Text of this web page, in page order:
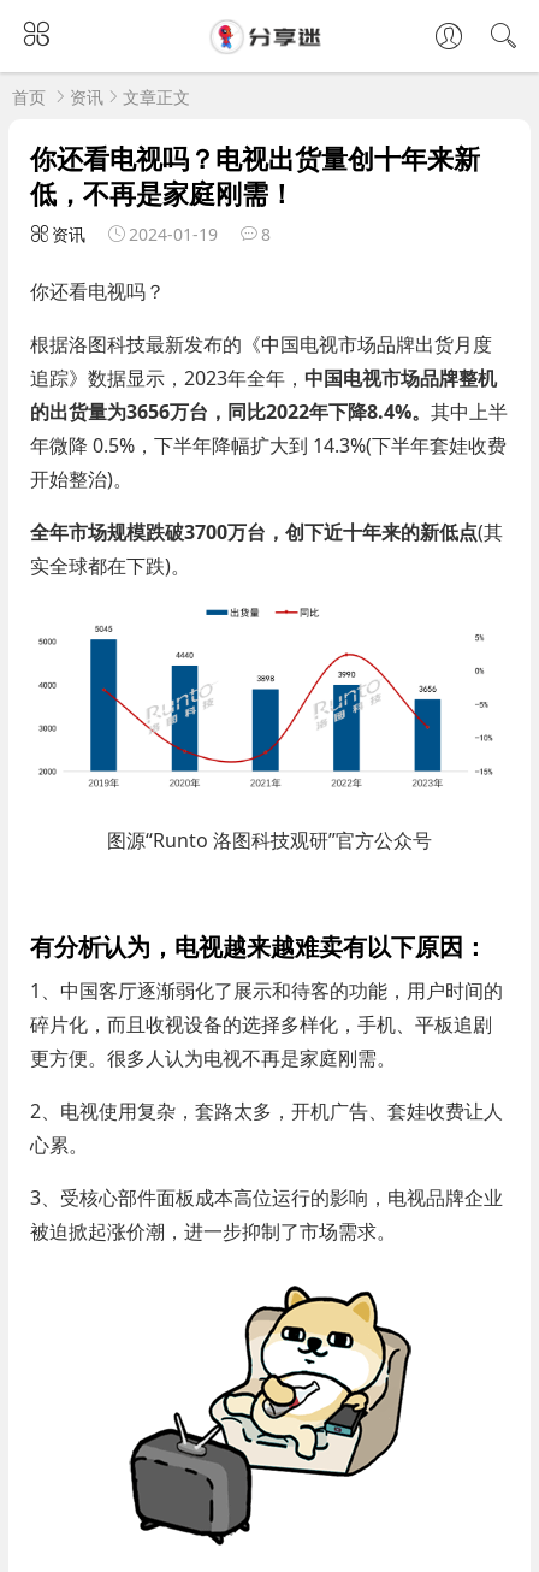
首页 资讯 文章正文
你还看电视吗？电视出货量创十年来新
低，不再是家庭刚需！
资讯 2024-01-19 8
你还看电视吗？
根据洛图科技最新发布的《中国电视市场品牌出货月度
追踪》数据显示，2023年全年， 中国电视市场品牌整机
的出货量为3656万台，同比2022年下降8.4%。 其中上半
年微降 0.5%，下半年降幅扩大到 14.3%(下半年套娃收费
开始整治)。
全年市场规模跌破3700万台，创下近十年来的新低点(其
实全球都在下跌)。
图源“Runto 洛图科技观研”官方公众号
有分析认为，电视越来越难卖有以下原因：
1、中国客厅逐渐弱化了展示和待客的功能，用户时间的
碎片化，而且收视设备的选择多样化，手机、平板追剧
更方便。很多人认为电视不再是家庭刚需。
2、电视使用复杂，套路太多，开机广告、套娃收费让人
心累。
3、受核心部件面板成本高位运行的影响，电视品牌企业
被迫掀起涨价潮，进一步抑制了市场需求。